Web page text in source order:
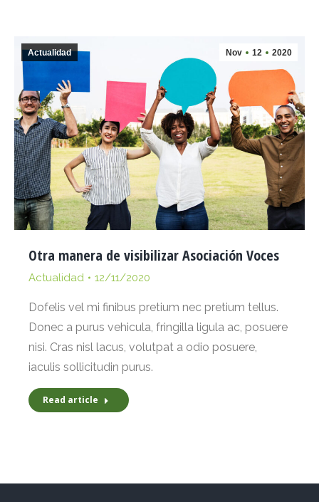
Nov 12 2020
Actualidad
Otra manera de visibilizar Asociación Voces
Actualidad 12/11/2020
Dofelis vel mi finibus pretium nec pretium tellus.
Donec a purus vehicula, fringilla ligula ac, posuere
nisi. Cras nisl lacus, volutpat a odio posuere,
iaculis sollicitudin purus.
Read article